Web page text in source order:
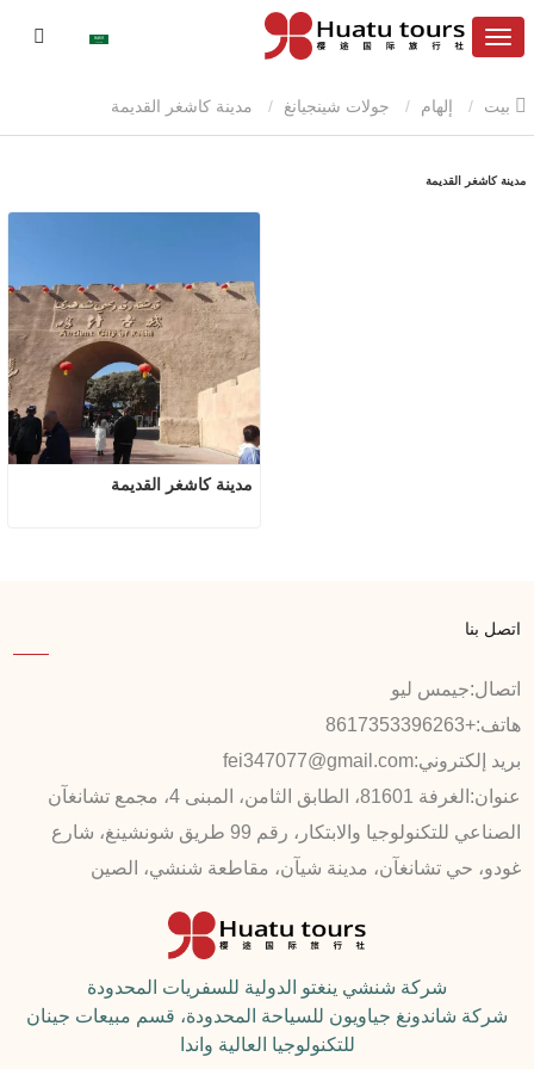
إلهام جولات شينجيانغ
مدينة كاشغر القديمة
مدينة كاشغر القديمة
اتصل بنا
اتصال:جيمس ليو
هاتف:+8617353396263
بريد إلكتروني:fei347077@gmail.com
عنوان:
الغرفة 81601، الطابق الثامن، المبنى 4، مجمع تشانغآن
الصناعي للتكنولوجيا والابتكار، رقم 99 طريق شونشينغ، شارع
غودو، حي تشانغآن، مدينة شيآن، مقاطعة شنشي، الصين
شركة شنشي ينغتو الدولية للسفريات المحدودة
شركة شاندونغ جياويون للسياحة المحدودة، قسم مبيعات جينان
للتكنولوجيا العالية واندا